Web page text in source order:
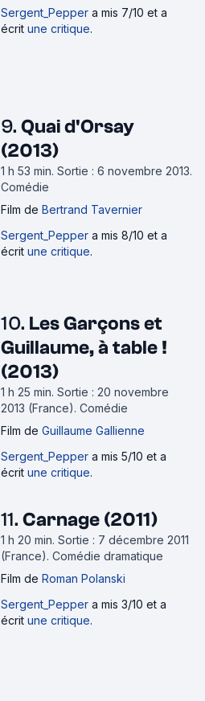
Sergent_Pepper a mis 7/10 et a
écrit une critique.
9. Quai d'Orsay
(2013)
1 h 53 min. Sortie : 6 novembre 2013.
Comédie
Film de Bertrand Tavernier
Sergent_Pepper a mis 8/10 et a
écrit une critique.
10. Les Garçons et
Guillaume, à table !
(2013)
1 h 25 min. Sortie : 20 novembre
2013 (France). Comédie
Film de Guillaume Gallienne
Sergent_Pepper a mis 5/10 et a
écrit une critique.
11. Carnage (2011)
1 h 20 min. Sortie : 7 décembre 2011
(France). Comédie dramatique
Film de Roman Polanski
Sergent_Pepper a mis 3/10 et a
écrit une critique.